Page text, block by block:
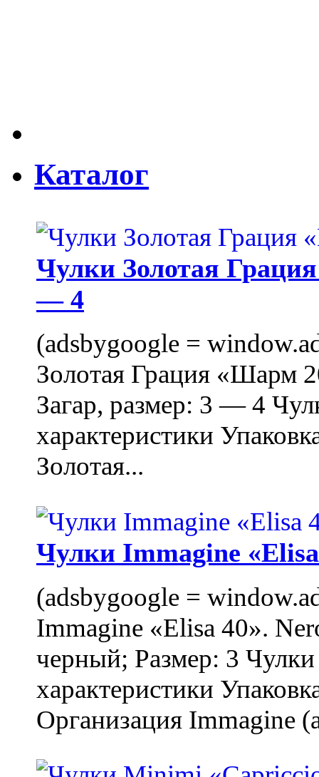
Каталог
Чулки Золотая
— 4
(adsbygoogle =
Золотая Грация «Шарм
Загар, размер: 3 — 4
характеристики
Золотая...
Чулки Immagine
(adsbygoogle =
Immagine «Elisa 40».
черный; Размер: 3
характеристики
Организация Immagine